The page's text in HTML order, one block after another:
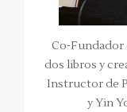
Co-Fundador
dos libros y
Instructor de
y Yin